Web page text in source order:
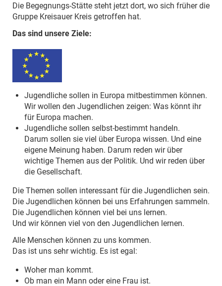
Die Begegnungs-Stätte steht jetzt dort, wo sich früher die
Gruppe Kreisauer Kreis getroffen hat.
Das sind unsere Ziele:
Jugendliche sollen in Europa mitbestimmen können.
Wir wollen den Jugendlichen zeigen: Was könnt ihr
für Europa machen.
Jugendliche sollen selbst-bestimmt handeln.
Darum sollen sie viel über Europa wissen. Und eine
eigene Meinung haben. Darum reden wir über
wichtige Themen aus der Politik. Und wir reden über
die Gesellschaft.
Die Themen sollen interessant für die Jugendlichen sein.
Die Jugendlichen können bei uns Erfahrungen sammeln.
Die Jugendlichen können viel bei uns lernen.
Und wir können viel von den Jugendlichen lernen.
Alle Menschen können zu uns kommen.
Das ist uns sehr wichtig. Es ist egal:
Woher man kommt.
Ob man ein Mann oder eine Frau ist.